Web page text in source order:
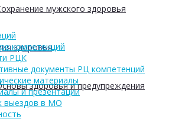
мужского здоровья
здоровья
здоровья и предупреждения
компетенций
РЦК
документы РЦ компетенций
материалы
и презентации
выездов в МО